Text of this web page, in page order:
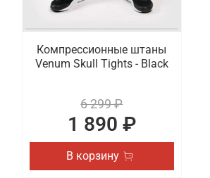
Компрессионные штаны
Venum Skull Tights - Black
6 299 ₽
1 890 ₽
В корзину